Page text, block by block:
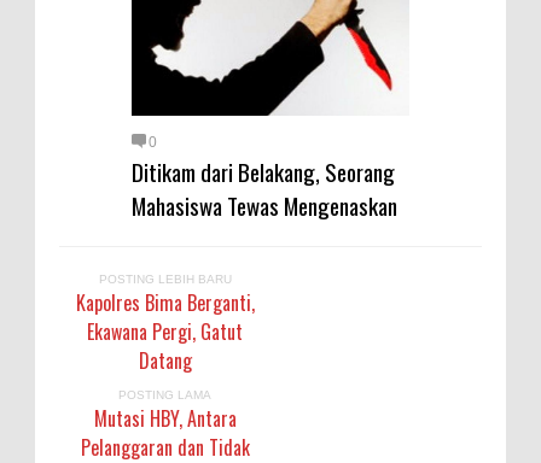
0
Ditikam dari Belakang, Seorang
Mahasiswa Tewas Mengenaskan
POSTING LEBIH BARU
Kapolres Bima Berganti,
Ekawana Pergi, Gatut
Datang
POSTING LAMA
Mutasi HBY, Antara
Pelanggaran dan Tidak